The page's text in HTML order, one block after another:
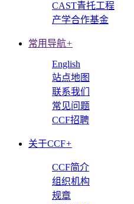
CAST青托工程
产学合作基金
常用导航+
English
站点地图
联系我们
常见问题
CCF招聘
关于CCF+
CCF简介
组织机构
规章